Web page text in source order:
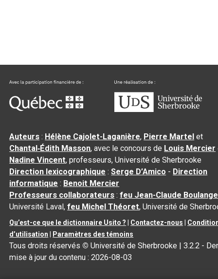
Auteurs : Hélène Cajolet-Laganière, Pierre Martel et
Chantal‑Édith Masson, avec le concours de Louis Mercier
Nadine Vincent, professeurs, Université de Sherbrooke
Direction lexicographique :Serge D’Amico - Direction
informatique : Benoit Mercier
Professeurs collaborateurs :feu Jean-Claude
Université Laval,feu Michel Théoret, Université de
Qu’est-ce que le dictionnaire Usito ? Contactez-nous
d’utilisation
Paramètres des témoins
Tous droits réservés © Université de Sherbrooke |3.2.2 -
mise à jour du contenu :2026-08-03